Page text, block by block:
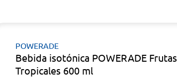
POWERADE
Bebida isotónica POWERADE Frutas
Tropicales 600 ml